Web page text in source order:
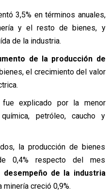
3,5% en términos anuales,
y el resto de bienes, y
de la industria.
de la producción de
el crecimiento del valor
explicado por la menor
petróleo, caucho y
la producción de bienes
0,4% respecto del mes
desempeño de la industria
minería creció 0,9%.